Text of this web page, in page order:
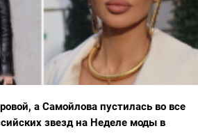
а Самойлова пустилась во все
звезд на Неделе моды в